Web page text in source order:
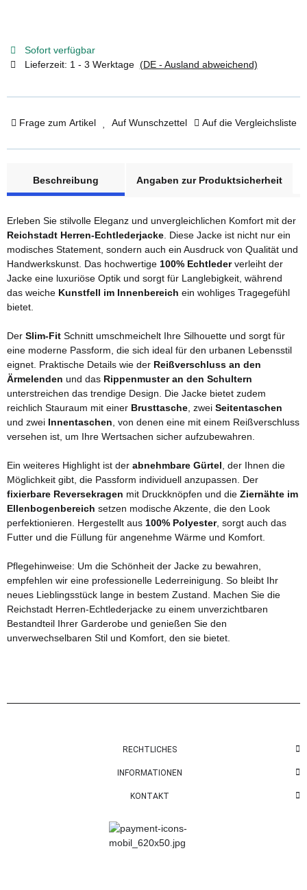
Sofort verfügbar
Lieferzeit: 1 - 3 Werktage (DE - Ausland abweichend)
Frage zum Artikel Auf Wunschzettel Auf die Vergleichsliste
Beschreibung
Angaben zur Produktsicherheit
Erleben Sie stilvolle Eleganz und unvergleichlichen Komfort mit der
Reichstadt Herren-Echtlederjacke . Diese Jacke ist nicht nur ein
modisches Statement, sondern auch ein Ausdruck von Qualität und
Handwerkskunst. Das hochwertige 100% Echtlederverleiht der
Jacke eine luxuriöse Optik und sorgt für Langlebigkeit, während
das weiche Kunstfell im Innenbereich ein wohliges Tragegefühl
bietet.
Der Slim-Fit Schnitt umschmeichelt Ihre Silhouette und sorgt für
eine moderne Passform, die sich ideal für den urbanen Lebensstil
eignet. Praktische Details wie der Reißverschluss an den
Ärmelenden und das Rippenmuster an den Schultern
unterstreichen das trendige Design. Die Jacke bietet zudem
reichlich Stauraum mit einer Brusttasche , zwei Seitentaschen
und zwei Innentaschen , von denen eine mit einem Reißverschluss
versehen ist, um Ihre Wertsachen sicher aufzubewahren.
Ein weiteres Highlight ist der abnehmbare Gürtel , der Ihnen die
Möglichkeit gibt, die Passform individuell anzupassen. Der
fixierbare Reversekragen mit Druckknöpfen und die Ziernähte im
Ellenbogenbereich setzen modische Akzente, die den Look
perfektionieren. Hergestellt aus 100% Polyester, sorgt auch das
Futter und die Füllung für angenehme Wärme und Komfort.
Pflegehinweise: Um die Schönheit der Jacke zu bewahren,
empfehlen wir eine professionelle Lederreinigung. So bleibt Ihr
neues Lieblingsstück lange in bestem Zustand. Machen Sie die
Reichstadt Herren-Echtlederjacke zu einem unverzichtbaren
Bestandteil Ihrer Garderobe und genießen Sie den
unverwechselbaren Stil und Komfort, den sie bietet.
RECHTLICHES
INFORMATIONEN
KONTAKT